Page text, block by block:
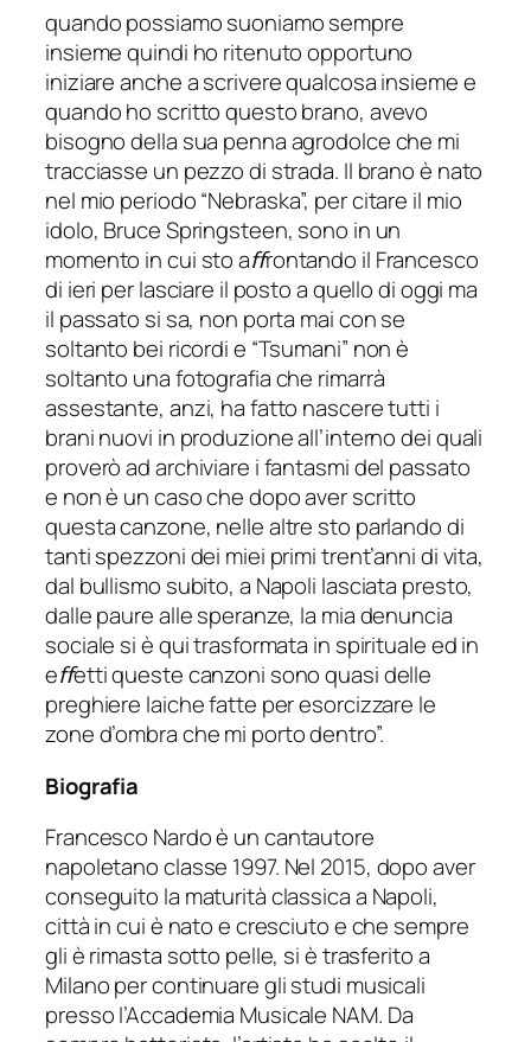
quando possiamo suoniamo sempre
insieme quindi ho ritenuto opportuno
iniziare anche a scrivere qualcosa insieme e
quando ho scritto questo brano, avevo
bisogno della sua penna agrodolce che mi
tracciasse un pezzo di strada. Il brano è nato
nel mio periodo “Nebraska”, per citare il mio
idolo, Bruce Springsteen, sono in un
momento in cui sto aﬀrontando il Francesco
di ieri per lasciare il posto a quello di oggi ma
il passato si sa, non porta mai con se
soltanto bei ricordi e “Tsumani” non è
soltanto una fotografia che rimarrà
assestante, anzi, ha fatto nascere tutti i
brani nuovi in produzione all’interno dei quali
proverò ad archiviare i fantasmi del passato
e non è un caso che dopo aver scritto
questa canzone, nelle altre sto parlando di
tanti spezzoni dei miei primi trent’anni di vita,
dal bullismo subito, a Napoli lasciata presto,
dalle paure alle speranze, la mia denuncia
sociale si è qui trasformata in spirituale ed in
eﬀetti queste canzoni sono quasi delle
preghiere laiche fatte per esorcizzare le
zone d’ombra che mi porto dentro”.
Biografia
Francesco Nardo è un cantautore
napoletano classe 1997. Nel 2015, dopo aver
conseguito la maturità classica a Napoli,
città in cui è nato e cresciuto e che sempre
gli è rimasta sotto pelle, si è trasferito a
Milano per continuare gli studi musicali
presso l’Accademia Musicale NAM. Da